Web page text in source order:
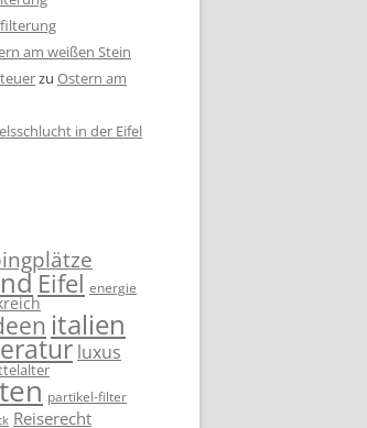
am weißen Stein
zu Ostern am
in der Eifel
Eifel energie
italien
luxus
partikel-filter
Reiserecht